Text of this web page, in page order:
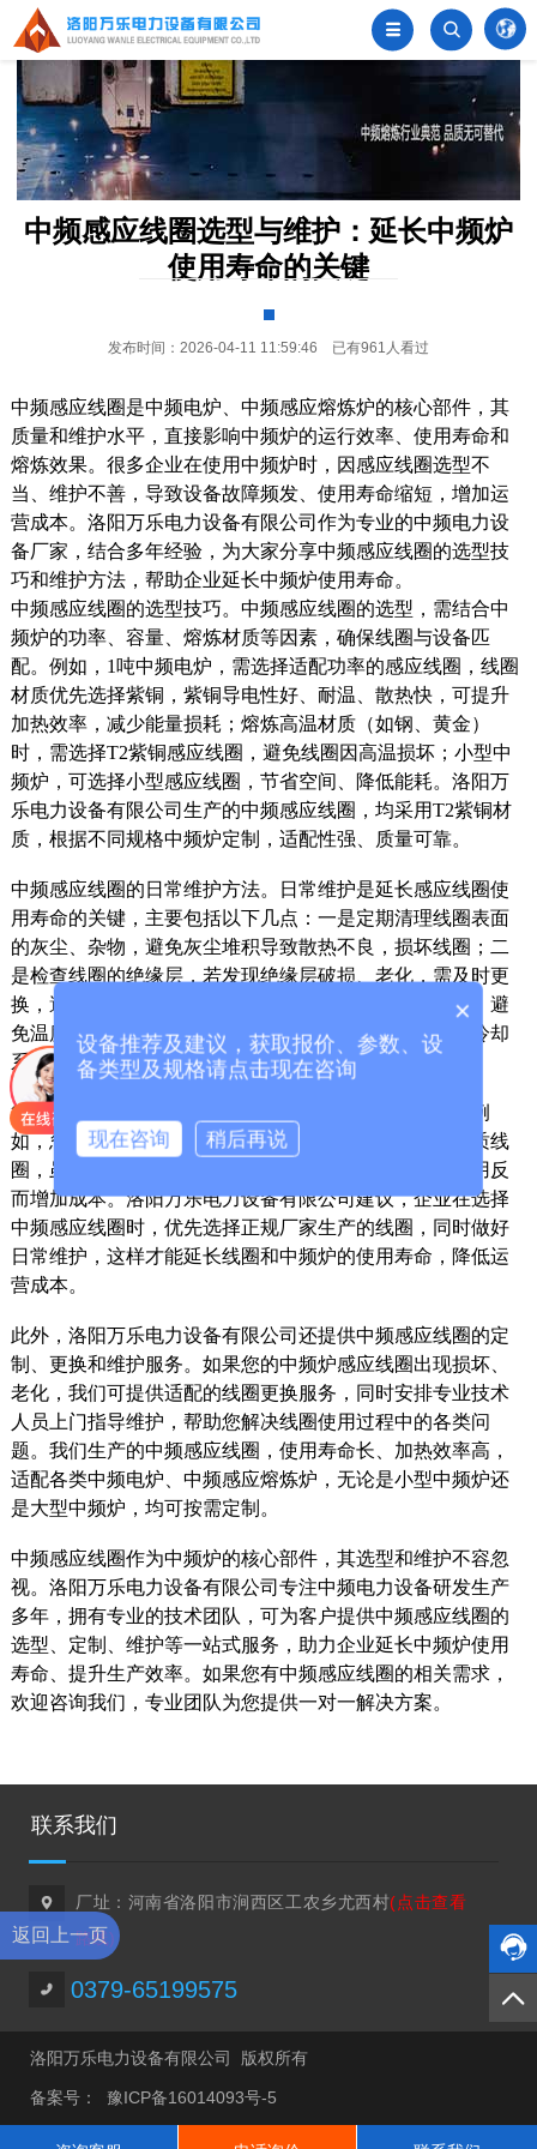
󦂺


中频感应线圈选型与维护：延长中频炉
使用寿命的关键
发布时间：2026-04-11 11:59:46 已有961人看过
返回上一页
中频感应线圈是中频电炉、中频感应熔炼炉的核心部件，其
质量和维护水平，直接影响中频炉的运行效率、使用寿命和
熔炼效果。很多企业在使用中频炉时，因感应线圈选型不
当、维护不善，导致设备故障频发、使用寿命缩短，增加运
营成本。洛阳万乐电力设备有限公司作为专业的中频电力设
备厂家，结合多年经验，为大家分享中频感应线圈的选型技
巧和维护方法，帮助企业延长中频炉使用寿命。
中频感应线圈的选型技巧。中频感应线圈的选型，需结合中
频炉的功率、容量、熔炼材质等因素，确保线圈与设备匹
配。例如，1吨中频电炉，需选择适配功率的感应线圈，线圈
材质优先选择紫铜，紫铜导电性好、耐温、散热快，可提升
加热效率，减少能量损耗；熔炼高温材质（如钢、黄金）
时，需选择T2紫铜感应线圈，避免线圈因高温损坏；小型中
频炉，可选择小型感应线圈，节省空间、降低能耗。洛阳万
乐电力设备有限公司生产的中频感应线圈，均采用T2紫铜材
质，根据不同规格中频炉定制，适配性强、质量可靠。
中频感应线圈的日常维护方法。日常维护是延长感应线圈使
用寿命的关键，主要包括以下几点：一是定期清理线圈表面
的灰尘、杂物，避免灰尘堆积导致散热不良，损坏线圈；二
是检查线圈的绝缘层，若发现绝缘层破损、老化，需及时更
换，避免线圈短路，引发设备故障；三是控制熔炼温度，避
免温度过高，导致线圈过热损坏；四是定期检查线圈的冷却
系统，确保冷却水流顺畅，避免线圈因过热变形、损坏。
很多企业在使用中频感应线圈时，容易出现一些误区，例
如，忽视线圈的冷却系统，导致线圈过热损坏；使用劣质线
圈，虽然价格低，但使用寿命短、加热效率低，长期使用反
而增加成本。洛阳万乐电力设备有限公司建议，企业在选择
中频感应线圈时，优先选择正规厂家生产的线圈，同时做好
日常维护，这样才能延长线圈和中频炉的使用寿命，降低运
营成本。
此外，洛阳万乐电力设备有限公司还提供中频感应线圈的定
制、更换和维护服务。如果您的中频炉感应线圈出现损坏、
老化，我们可提供适配的线圈更换服务，同时安排专业技术
人员上门指导维护，帮助您解决线圈使用过程中的各类问
题。我们生产的中频感应线圈，使用寿命长、加热效率高，
适配各类中频电炉、中频感应熔炼炉，无论是小型中频炉还
是大型中频炉，均可按需定制。
中频感应线圈作为中频炉的核心部件，其选型和维护不容忽
视。洛阳万乐电力设备有限公司专注中频电力设备研发生产
多年，拥有专业的技术团队，可为客户提供中频感应线圈的
选型、定制、维护等一站式服务，助力企业延长中频炉使用
寿命、提升生产效率。如果您有中频感应线圈的相关需求，
欢迎咨询我们，专业团队为您提供一对一解决方案。


联系我们
 厂址：河南省洛阳市涧西区工农乡尤西村(点击查看
路线)
 0379-65199575
洛阳万乐电力设备有限公司 版权所有
备案号： 豫ICP备16014093号-5
×
设备推荐及建议，获取报价、参数、设
备类型及规格请点击现在咨询
现在咨询 稍后再说